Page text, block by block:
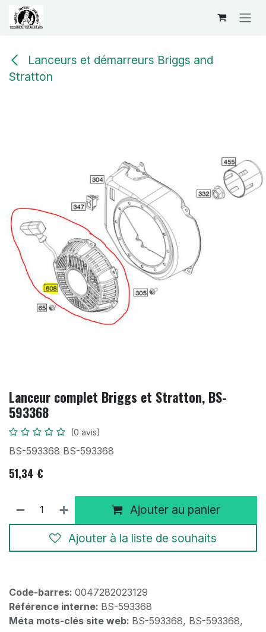
Se rendre au contenu
Lanceurs et démarreurs Briggs and
Stratton
Lanceur complet Briggs et Stratton, BS-
593368
(0 avis)
BS-593368 BS-593368
51,34 €
Ajouter au panier
Ajouter à la liste de souhaits
Code-barres: 0047282023129
Référence interne: BS-593368
Méta mots-clés site web: BS-593368, BS-593368,